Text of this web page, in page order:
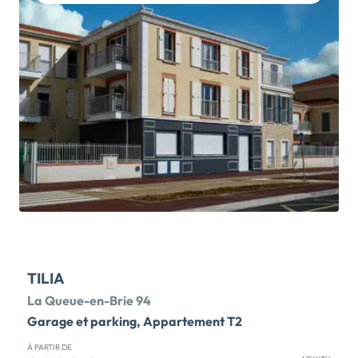
- Devenez propriétaire à 5 min en bus du RER A et du
RER E, et de la future gare du Grand Paris Express ! Ce
programme immobilier neuf Le Patio des Arts aux
Perreux-sur-Marne s'inscrit dans le quartier des
Thillards, à 1 km du centre-ville, mais aussi à
proximité de Fontenay-sous-Bois et de Nogent-sur-
Marne. Nombreuses commodités essentielles à
distance piétonne (écoles, commerces,
supermarchés, etc.). Programme neuf valorisé par
une architecture néohaussmannienne très
qualitative. Cette résidence accueille des
appartements […] Voir le programme immobilier neuf
TILIA
La Queue-en-Brie 94
Garage et parking, Appartement T2
À PARTIR DE